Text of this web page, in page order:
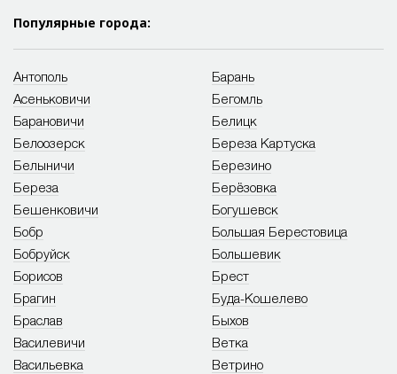
Популярные города:
Антополь
Асеньковичи
Барановичи
Барань
Бегомль
Белицк
Белоозерск
Белыничи
Береза
Береза Картуска
Березино
Берёзовка
Бешенковичи
Бобр
Бобруйск
Богушевск
Большая Берестовица
Большевик
Борисов
Брагин
Браслав
Брест
Буда-Кошелево
Быхов
Василевичи
Васильевка
Ветка
Ветрино